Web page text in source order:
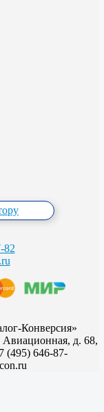
82
Конверсия»
д. 68,
(495) 646-87-